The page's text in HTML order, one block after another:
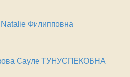
Филипповна
Сауле ТУНУСПЕКОВНА